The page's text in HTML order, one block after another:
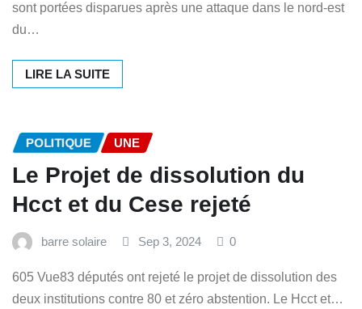
sont portées disparues après une attaque dans le nord-est
du…
LIRE LA SUITE
POLITIQUE UNE
Le Projet de dissolution du
Hcct et du Cese rejeté
barre solaire Sep 3, 2024 0
605 Vue83 députés ont rejeté le projet de dissolution des
deux institutions contre 80 et zéro abstention. Le Hcct et…